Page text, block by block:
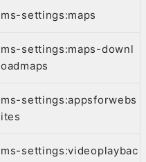
ms-settings:maps
ms-settings:maps-downl
oadmaps
ms-settings:appsforwebs
ites
ms-settings:videoplaybac